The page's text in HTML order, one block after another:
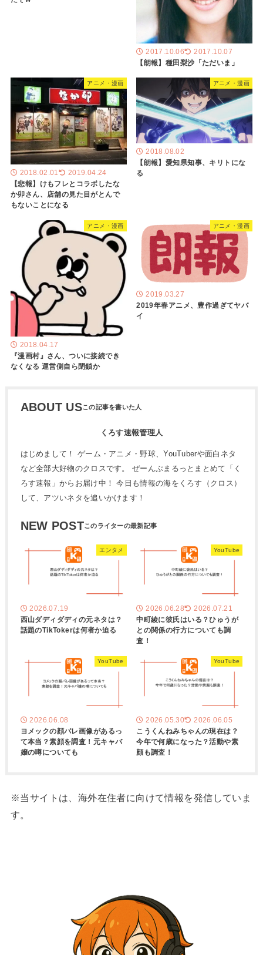
2017.10.06 2017.10.07
【朗報】種田梨沙「ただいま」
アニメ・漫画
2018.02.01 2019.04.24
【悲報】けもフレとコラボしたな
か卯さん、店舗の見た目がとんで
もないことになる
アニメ・漫画
2018.08.02
【朗報】愛知県知事、キリトにな
る
アニメ・漫画
2018.04.17
『漫画村』さん、ついに接続でき
なくなる 運営側自ら閉鎖か
アニメ・漫画
2019.03.27
2019年春アニメ、豊作過ぎてヤバ
イ
ABOUT US
くろす速報管理人
はじめまして！ ゲーム・アニメ・野球、YouTuberや面白ネタ
など全部大好物のクロスです。 ぜーんぶまるっとまとめて「く
ろす速報」からお届け中！ 今日も情報の海をくろす（クロス）
して、アツいネタを追いかけます！
NEW POST
エンタメ
2026.07.19
西山ダディダディの元ネタは？
話題のTikTokerは何者か迫る
YouTube
2026.06.28 2026.07.21
中町綾に彼氏はいる？ひゅうが
との関係の行方についても調
査！
YouTube
2026.06.08
ヨメックの顔バレ画像があるっ
て本当？素顔を調査！元キャバ
嬢の噂についても
YouTube
2026.05.30 2026.06.05
こうくんねみちゃんの現在は？
今年で何歳になった？活動や素
顔も調査！
※当サイトは、海外在住者に向けて情報を発信していま
す。